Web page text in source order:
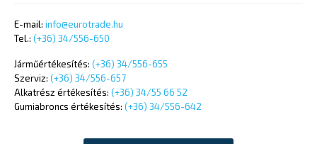
E-mail: info@eurotrade.hu
Tel.: (+36) 34/556-650
Járműértékesítés: (+36) 34/556-655
Szerviz: (+36) 34/556-657
Alkatrész értékesítés: (+36) 34/55 66 52
Gumiabroncs értékesítés: (+36) 34/556-642